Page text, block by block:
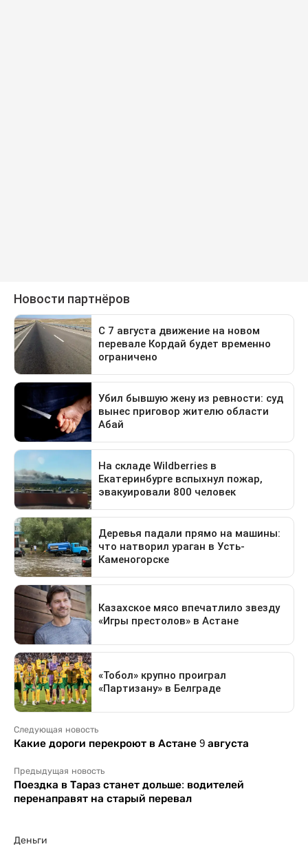
Следующая новость
Какие дороги перекроют в Астане 9 августа
Предыдущая новость
Поездка в Тараз станет дольше: водителей
перенаправят на старый перевал
Деньги